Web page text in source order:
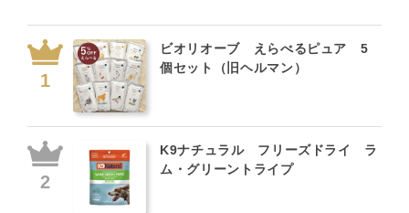
ビオリオーブ えらべるピュア 5
個セット（旧ヘルマン）
K9ナチュラル フリーズドライ ラ
ム・グリーントライプ